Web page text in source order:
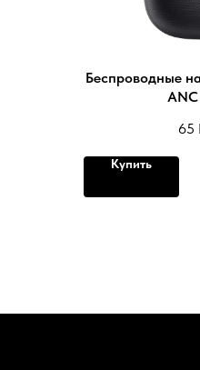
Беспроводные
65
Купить